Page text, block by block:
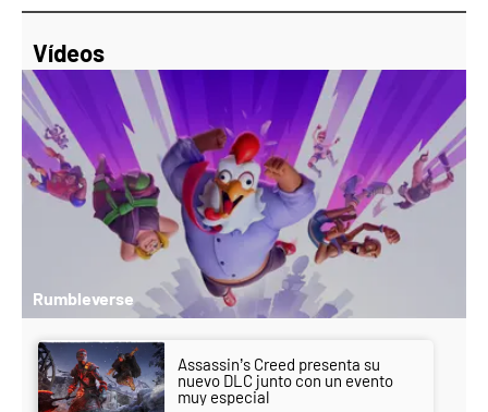
Vídeos
Rumbleverse
Assassin’s Creed presenta su
nuevo DLC junto con un evento
muy especial